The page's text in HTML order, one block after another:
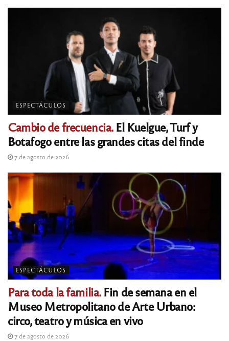
ESPECTÁCULOS
Cambio de frecuencia.El Kuelgue, Turf y
Botafogo entre las grandes citas del finde
7 de agosto de 2026
ESPECTÁCULOS
Para toda la familia.Fin de semana en el
Museo Metropolitano de Arte Urbano:
circo, teatro y música en vivo
7 de agosto de 2026